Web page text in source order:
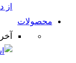
از
محصولات